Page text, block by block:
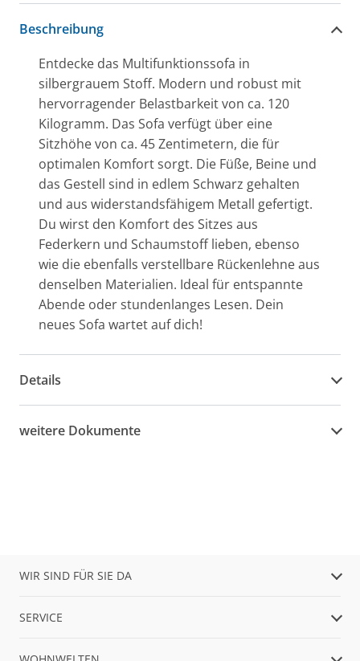
Beschreibung
Entdecke das Multifunktionssofa in
silbergrauem Stoff. Modern und robust mit
hervorragender Belastbarkeit von ca. 120
Kilogramm. Das Sofa verfügt über eine
Sitzhöhe von ca. 45 Zentimetern, die für
optimalen Komfort sorgt. Die Füße, Beine und
das Gestell sind in edlem Schwarz gehalten
und aus widerstandsfähigem Metall gefertigt.
Du wirst den Komfort des Sitzes aus
Federkern und Schaumstoff lieben, ebenso
wie die ebenfalls verstellbare Rückenlehne aus
denselben Materialien. Ideal für entspannte
Abende oder stundenlanges Lesen. Dein
neues Sofa wartet auf dich!
Details
weitere Dokumente
WIR SIND FÜR SIE DA
SERVICE